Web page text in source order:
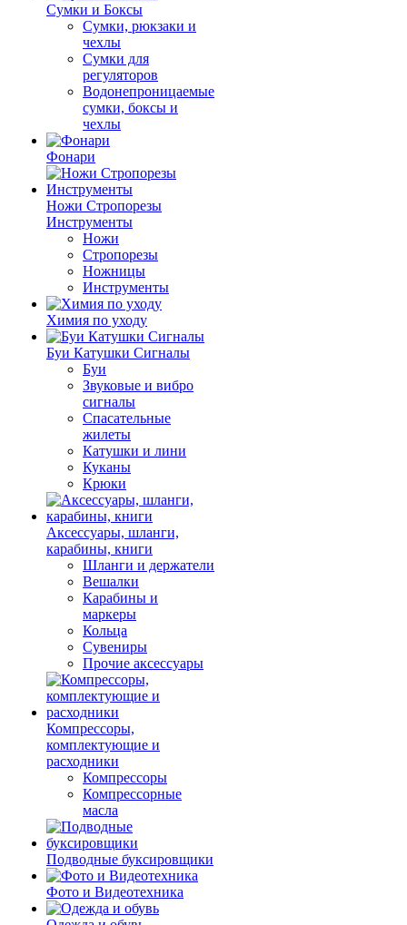
Сумки и Боксы
Сумки, рюкзаки и
чехлы
Сумки для
регуляторов
Водонепроницаемые
сумки, боксы и
чехлы
Фонари
Ножи Стропорезы
Инструменты
Ножи
Стропорезы
Ножницы
Инструменты
Химия по уходу
Буи Катушки Сигналы
Буи
Звуковые и вибро
сигналы
Спасательные
жилеты
Катушки и лини
Куканы
Крюки
Аксессуары, шланги,
карабины, книги
Шланги и держатели
Вешалки
Карабины и
маркеры
Кольца
Сувениры
Прочие аксессуары
Компрессоры,
комплектующие и
расходники
Компрессоры
Компрессорные
масла
Подводные буксировщики
Фото и Видеотехника